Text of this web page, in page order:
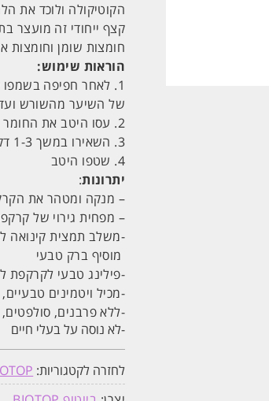
הקוטיקולה ולוכד את
קצף ייחודי זה מועצר
חומצות שומן וחומצות
הוראות שימוש:
1. לאחר חפיפה בשמפו קינואה 911, לחצו כמות מספקת לכיסוי מלא
של השיער מהשורש ועד
2. עסו היטב את החומר
3. השאירו במשך 1-3 דק'
4. שטפו היטב
יתרונות:
– מנקה ומטהר את
– מפחית גירוי של
-משלב תמצית קינואה
מוסיף ברק טבעי
-פילינג טבעי לקרקפת
-מכיל ויטמינים
-ללא פרבנים,
-לא נוסה על בעלי חיים
לחזרה לקטגוריות: